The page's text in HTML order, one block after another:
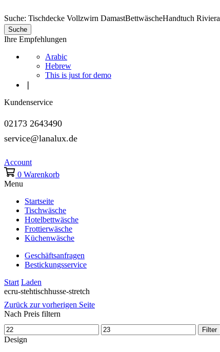
Suche: Tischdecke Vollzwirn DamastBettwäscheHandtuch Riviera
Suche
Ihre Empfehlungen
Arabic
Hebrew
This is just for demo
Kundenservice
02173 2643490
service@lanalux.de
Account
0 Warenkorb
Menu
Startseite
Tischwäsche
Hotelbettwäsche
Frottierwäsche
Küchenwäsche
Geschäftsanfragen
Bestickungsservice
Start Laden
ecru-stehtischhusse-stretch
Zurück zur vorherigen Seite
Nach Preis filtern
Mindestpreis
Maximaler
Preis
Filter
Design